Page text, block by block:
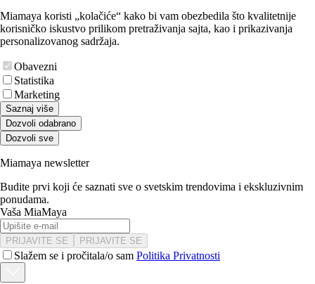
Miamaya koristi „kolačiće“ kako bi vam obezbedila što kvalitetnije
korisničko iskustvo prilikom pretraživanja sajta, kao i prikazivanja
personalizovanog sadržaja.
Obavezni
Statistika
Marketing
Saznaj više
Dozvoli odabrano
Dozvoli sve
Miamaya newsletter
Budite prvi koji će saznati sve o svetskim trendovima i ekskluzivnim
ponudama.
Vaša MiaMaya
PRIJAVITE SE PRIJAVITE SE
Slažem se i pročitala/o sam Politika Privatnosti